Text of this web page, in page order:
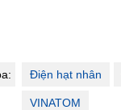
Điện hạt nhân
VINATOM